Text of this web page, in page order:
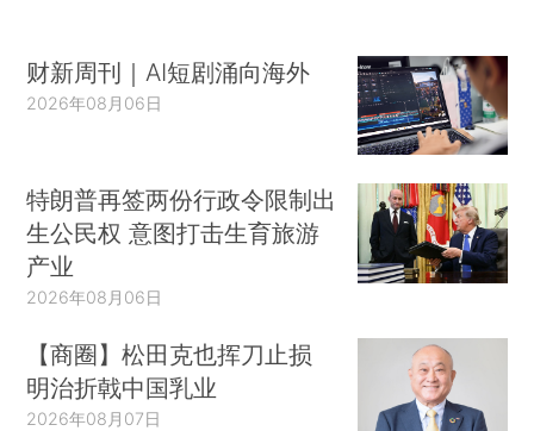
财新周刊｜AI短剧涌向海外
2026年08月06日
特朗普再签两份行政令限制出
生公民权 意图打击生育旅游
产业
2026年08月06日
【商圈】松田克也挥刀止损
明治折戟中国乳业
2026年08月07日